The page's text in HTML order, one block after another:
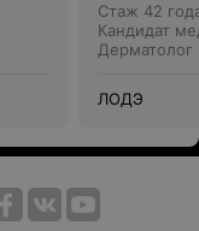
Стаж 42
Кандидат
Дерматолог
ЛОДЭ